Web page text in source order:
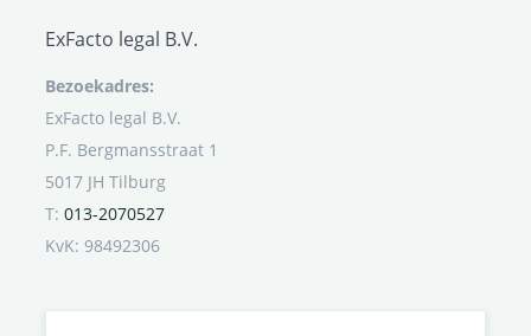
ExFacto legal B.V.
Bezoekadres:
ExFacto legal B.V.
P.F. Bergmansstraat 1
5017 JH Tilburg
T: 013-2070527
KvK: 98492306